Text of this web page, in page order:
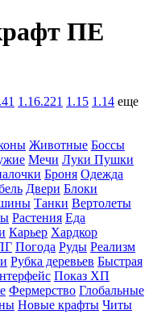
ПЕ
1.16.221 1.15 1.14 еще
Животные Боссы
Мечи Луки Пушки
Броня Одежда
Двери Блоки
Танки Вертолеты
Растения Еда
Карьер Хардкор
Погода Руды Реализм
Рубка деревьев Быстрая
Показ ХП
Фермерство Глобальные
Новые крафты Читы